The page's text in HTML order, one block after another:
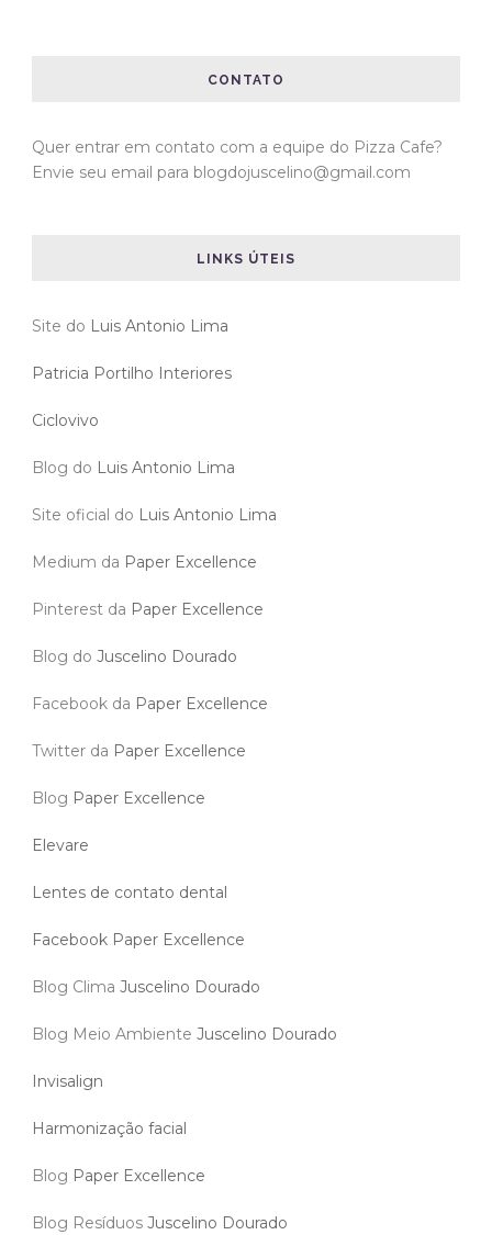
CONTATO
Quer entrar em contato com a equipe do Pizza Cafe?
Envie seu email para blogdojuscelino@gmail.com
LINKS ÚTEIS
Site do Luis Antonio Lima
Patricia Portilho Interiores
Ciclovivo
Blog do Luis Antonio Lima
Site oficial do Luis Antonio Lima
Medium da Paper Excellence
Pinterest da Paper Excellence
Blog do Juscelino Dourado
Facebook da Paper Excellence
Twitter da Paper Excellence
Blog Paper Excellence
Elevare
Lentes de contato dental
Facebook Paper Excellence
Blog Clima Juscelino Dourado
Blog Meio Ambiente Juscelino Dourado
Invisalign
Harmonização facial
Blog Paper Excellence
Blog Resíduos Juscelino Dourado